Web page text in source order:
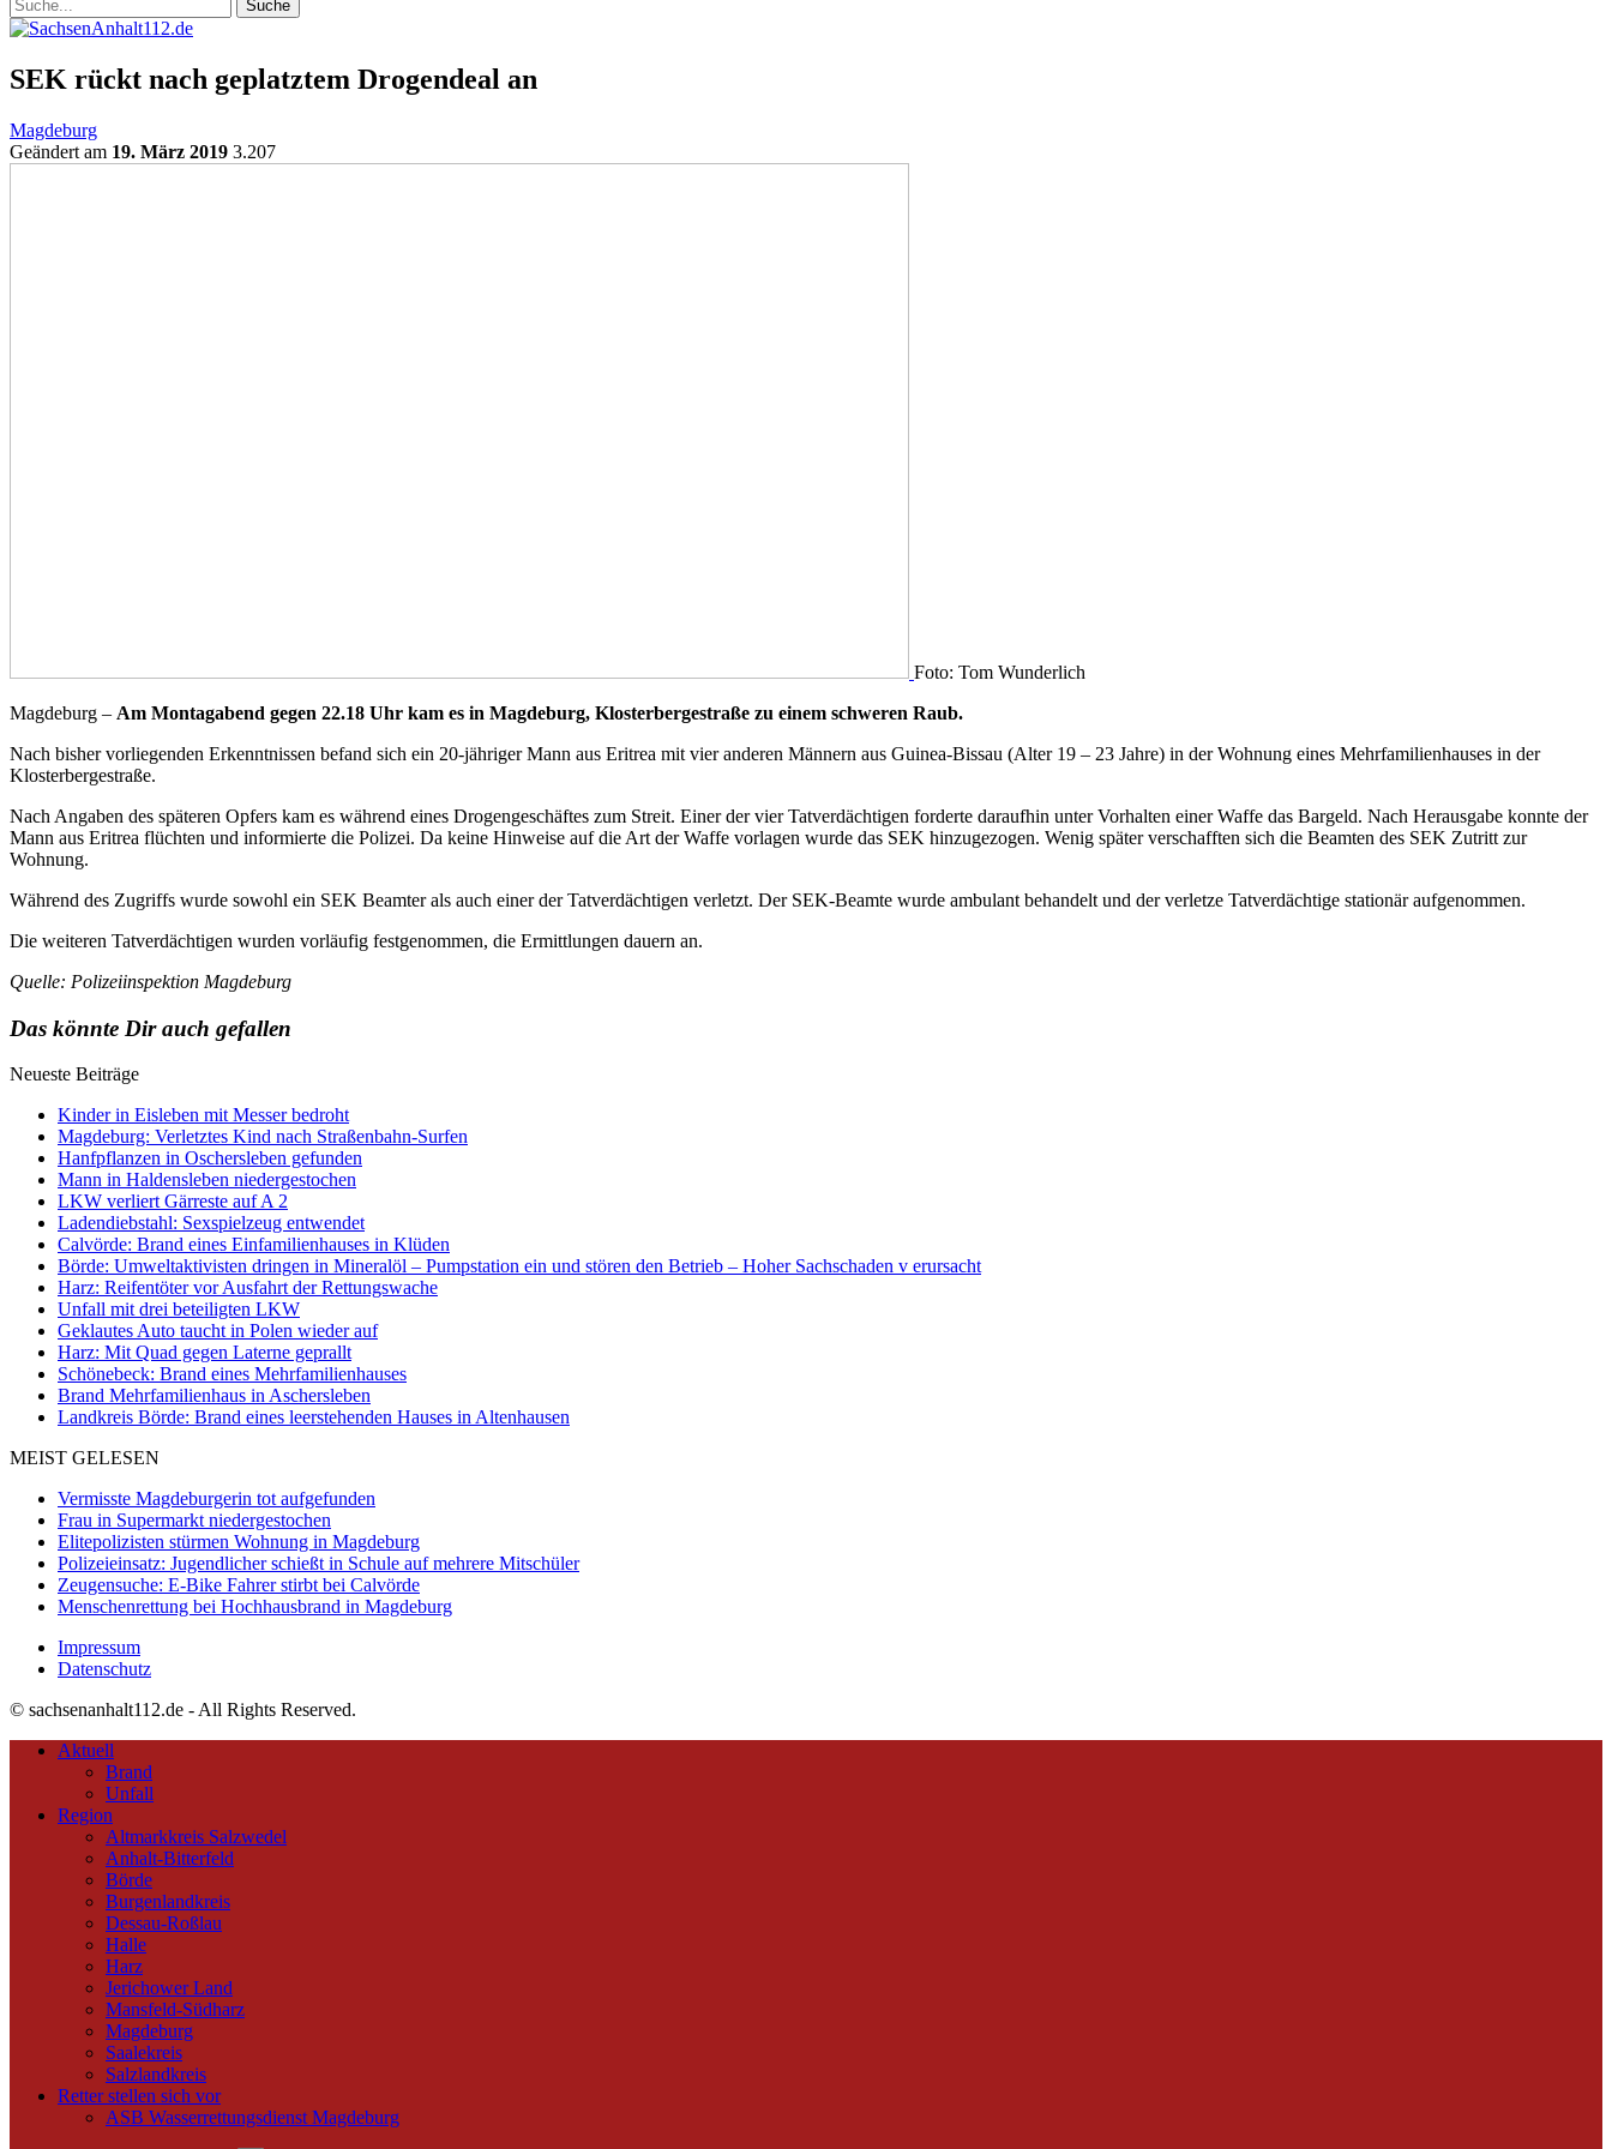
SEK rückt nach geplatztem Drogendeal an
Magdeburg
Geändert am 19. März 2019 3.207
Foto: Tom Wunderlich
Magdeburg – Am Montagabend gegen 22.18 Uhr kam es in Magdeburg, Klosterbergestraße zu einem schweren Raub.
Nach bisher vorliegenden Erkenntnissen befand sich ein 20-jähriger Mann aus Eritrea mit vier anderen Männern aus Guinea-Bissau (Alter 19 – 23 Jahre) in der Wohnung eines Mehrfamilienhauses in der
Klosterbergestraße.
Nach Angaben des späteren Opfers kam es während eines Drogengeschäftes zum Streit. Einer der vier Tatverdächtigen forderte daraufhin unter Vorhalten einer Waffe das Bargeld. Nach Herausgabe konnte der
Mann aus Eritrea flüchten und informierte die Polizei. Da keine Hinweise auf die Art der Waffe vorlagen wurde das SEK hinzugezogen. Wenig später verschafften sich die Beamten des SEK Zutritt zur
Wohnung.
Während des Zugriffs wurde sowohl ein SEK Beamter als auch einer der Tatverdächtigen verletzt. Der SEK-Beamte wurde ambulant behandelt und der verletze Tatverdächtige stationär aufgenommen.
Die weiteren Tatverdächtigen wurden vorläufig festgenommen, die Ermittlungen dauern an.
Quelle: Polizeiinspektion Magdeburg
Das könnte Dir auch gefallen
Neueste Beiträge
Kinder in Eisleben mit Messer bedroht
Magdeburg: Verletztes Kind nach Straßenbahn-Surfen
Hanfpflanzen in Oschersleben gefunden
Mann in Haldensleben niedergestochen
LKW verliert Gärreste auf A 2
Ladendiebstahl: Sexspielzeug entwendet
Calvörde: Brand eines Einfamilienhauses in Klüden
Börde: Umweltaktivisten dringen in Mineralöl – Pumpstation ein und stören den Betrieb – Hoher Sachschaden v erursacht
Harz: Reifentöter vor Ausfahrt der Rettungswache
Unfall mit drei beteiligten LKW
Geklautes Auto taucht in Polen wieder auf
Harz: Mit Quad gegen Laterne geprallt
Schönebeck: Brand eines Mehrfamilienhauses
Brand Mehrfamilienhaus in Aschersleben
Landkreis Börde: Brand eines leerstehenden Hauses in Altenhausen
MEIST GELESEN
Vermisste Magdeburgerin tot aufgefunden
Frau in Supermarkt niedergestochen
Elitepolizisten stürmen Wohnung in Magdeburg
Polizeieinsatz: Jugendlicher schießt in Schule auf mehrere Mitschüler
Zeugensuche: E-Bike Fahrer stirbt bei Calvörde
Menschenrettung bei Hochhausbrand in Magdeburg
Impressum
Datenschutz
© sachsenanhalt112.de - All Rights Reserved.
Aktuell
Brand
Unfall
Region
Altmarkkreis Salzwedel
Anhalt-Bitterfeld
Börde
Burgenlandkreis
Dessau-Roßlau
Halle
Harz
Jerichower Land
Mansfeld-Südharz
Magdeburg
Saalekreis
Salzlandkreis
Retter stellen sich vor
ASB Wasserrettungsdienst Magdeburg